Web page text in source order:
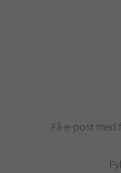
Få e-post